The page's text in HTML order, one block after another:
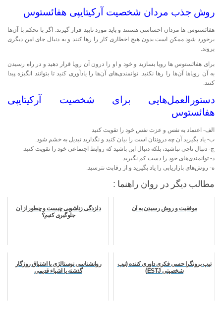
روش جذب مردان شخصیت آرکیتایپی هفائستوس
هفائستوس ها مردان احساسی هستند و باید مورد تایید قرار گیرند. اگر با تحکم با آن‌ها
برخورد شود ممکن است بدون هیچ اخطاری کار را رها کنند و به دنبال جای امن دیگری
بروند.
برای هفائستوس ها رویا بسازید و خود و او را درون آن رویا قرار دهید و در راه رسیدن
به آن رویاها آن‌ها را رها نکنید. توانمندی‌های آن‌ها را یادآوری کنید تا بتوانند انگیزه پیدا
کنند.
دستورالعمل‌هایی برای شخصیت آرکیتایپی
هفائستوس
الف- اعتماد به نفس و عزت نفس خود را تقویت کنید
ب- یاد بگیرید آن چه درونتان است را بیان کنید و نگذارید تبدیل به خشم شود.
ج- دنبال ناجی نباشید، بلکه دنبال این باشید که روابط اجتماعی خود را تقویت کنید.
د- توانمندی‌های خود را دست کم نگیرید.
ه- روش‌های بازاریابی را یاد بگیرید و از رقابت نترسید.
مطالب دیگر در روان راهنما :
موفقیت و روش رسیدن به آن
دلزدگی زناشویی چیست و چطور از آن
جلوگیری کنیم؟
تیپ برونگرا حسی فکری داوری کننده (تیپ
شخصیتی ESTJ)
روانشناسی نوستالژی یا اشتیاق روزگار
گذشته یا اشیاء قدیمی